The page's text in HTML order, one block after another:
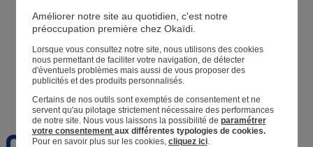
Magasin
Mes informations
Suivre une commande
Panier
Favoris
Améliorer notre site au quotidien, c'est notre
préoccupation première chez Okaïdi.
Lorsque vous consultez notre site, nous utilisons des cookies
nous permettant de faciliter votre navigation, de détecter
d'éventuels problèmes mais aussi de vous proposer des
publicités et des produits personnalisés.
Certains de nos outils sont exemptés de consentement et ne
servent qu'au pilotage strictement nécessaire des performances
de notre site. Nous vous laissons la possibilité de paramétrer
votre consentement aux différentes typologies de cookies.
Pour en savoir plus sur les cookies, cliquez ici.